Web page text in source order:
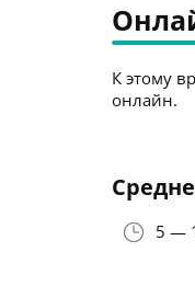
К этому
онлайн.
5 —